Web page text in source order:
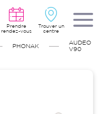
Prendre
rendez-vous
Trouver un
centre
PHONAK
AUDEO
V90